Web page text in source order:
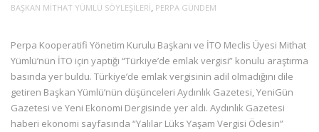
BAŞKAN MİTHAT YÜMLÜ SÖYLEŞİLERİ, PERPA GÜNDEM
Perpa Kooperatifi Yönetim Kurulu Başkanı ve İTO Meclis Üyesi Mithat
Yümlü’nün İTO için yaptığı “Türkiye’de emlak vergisi” konulu araştırma
basında yer buldu. Türkiye’de emlak vergisinin adil olmadığını dile
getiren Başkan Yümlü’nün düşünceleri Aydınlık Gazetesi, YeniGün
Gazetesi ve Yeni Ekonomi Dergisinde yer aldı. Aydınlık Gazetesi
haberi ekonomi sayfasında “Yalılar Lüks Yaşam Vergisi Ödesin”